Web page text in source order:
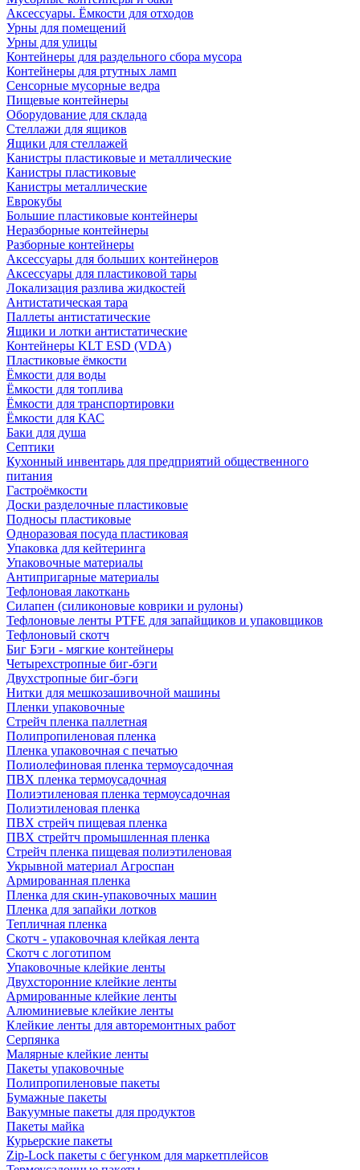
Аксессуары. Ёмкости для отходов
Урны для помещений
Урны для улицы
Контейнеры для раздельного сбора мусора
Контейнеры для ртутных ламп
Сенсорные мусорные ведра
Пищевые контейнеры
Оборудование для склада
Стеллажи для ящиков
Ящики для стеллажей
Канистры пластиковые и металлические
Канистры пластиковые
Канистры металлические
Еврокубы
Большие пластиковые контейнеры
Неразборные контейнеры
Разборные контейнеры
Аксессуары для больших контейнеров
Аксессуары для пластиковой тары
Локализация разлива жидкостей
Антистатическая тара
Паллеты антистатические
Ящики и лотки антистатические
Контейнеры KLT ESD (VDA)
Пластиковые ёмкости
Ёмкости для воды
Ёмкости для топлива
Ёмкости для транспортировки
Ёмкости для КАС
Баки для душа
Септики
Кухонный инвентарь для предприятий общественного
питания
Гастроёмкости
Доски разделочные пластиковые
Подносы пластиковые
Одноразовая посуда пластиковая
Упаковка для кейтеринга
Упаковочные материалы
Антипригарные материалы
Тефлоновая лакоткань
Силапен (силиконовые коврики и рулоны)
Тефлоновые ленты PTFE для запайщиков и упаковщиков
Тефлоновый скотч
Биг Бэги - мягкие контейнеры
Четырехстропные биг-бэги
Двухстропные биг-бэги
Нитки для мешкозашивочной машины
Пленки упаковочные
Стрейч пленка паллетная
Полипропиленовая пленка
Пленка упаковочная с печатью
Полиолефиновая пленка термоусадочная
ПВХ пленка термоусадочная
Полиэтиленовая пленка термоусадочная
Полиэтиленовая пленка
ПВХ стрейч пищевая пленка
ПВХ стрейтч промышленная пленка
Стрейч пленка пищевая полиэтиленовая
Укрывной материал Агроспан
Армированная пленка
Пленка для скин-упаковочных машин
Пленка для запайки лотков
Тепличная пленка
Скотч - упаковочная клейкая лента
Скотч с логотипом
Упаковочные клейкие ленты
Двухсторонние клейкие ленты
Армированные клейкие ленты
Алюминиевые клейкие ленты
Клейкие ленты для авторемонтных работ
Серпянка
Малярные клейкие ленты
Пакеты упаковочные
Полипропиленовые пакеты
Бумажные пакеты
Вакуумные пакеты для продуктов
Пакеты майка
Курьерские пакеты
Zip-Lock пакеты с бегунком для маркетплейсов